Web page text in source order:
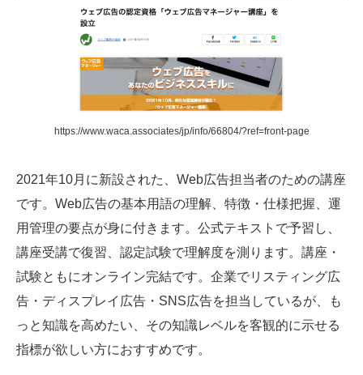
https://www.waca.associates/jp/info/66804/?ref=front-page
2021年10月に新設された、Web広告担当者のための講座
です。Web広告の基本用語の理解、特徴・仕様把握、運
用管理の要点が身に付きます。公式テキストで予習し、
講座受講で復習、認定試験で理解度を測ります。講座・
試験ともにオンライン完結です。企業でリスティング広
告・ディスプレイ広告・SNS広告を担当しているが、も
っと知識を高めたい、その知識レベルを客観的に示せる
指標が欲しい方におすすめです。